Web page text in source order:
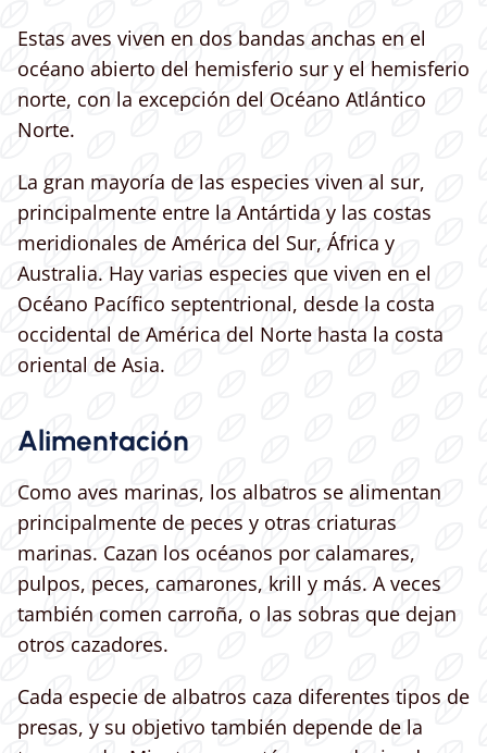
Estas aves viven en dos bandas anchas en el
océano abierto del hemisferio sur y el hemisferio
norte, con la excepción del Océano Atlántico
Norte.
La gran mayoría de las especies viven al sur,
principalmente entre la Antártida y las costas
meridionales de América del Sur, África y
Australia. Hay varias especies que viven en el
Océano Pacífico septentrional, desde la costa
occidental de América del Norte hasta la costa
oriental de Asia.
Alimentación
Como aves marinas, los albatros se alimentan
principalmente de peces y otras criaturas
marinas. Cazan los océanos por calamares,
pulpos, peces, camarones, krill y más. A veces
también comen carroña, o las sobras que dejan
otros cazadores.
Cada especie de albatros caza diferentes tipos de
presas, y su objetivo también depende de la